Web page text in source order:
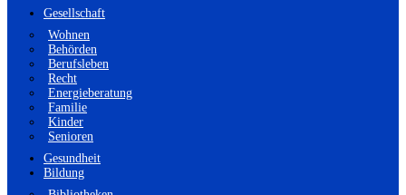
Gesellschaft
Wohnen
Behörden
Berufsleben
Recht
Energieberatung
Familie
Kinder
Senioren
Gesundheit
Bildung